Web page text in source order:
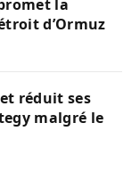
la
d’Ormuz
réduit ses
malgré le